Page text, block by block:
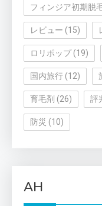
フィンジア初期脱
レビュー (15)
ロリポップ(19)
国内旅行 (12)
育毛剤 (26) 評
防災 (10)
AH